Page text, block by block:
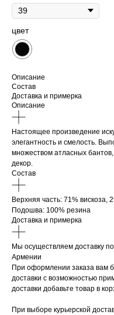
цвет
Описание
Состав
Доставка и примерка
Описание
Настоящее произведение
элегантность и смелость.
множеством атласных
декор.
Состав
Верхняя часть: 71% вискоза,
Подошва: 100% резина
Доставка и примерка
Мы осуществляем доставку
Армении
При оформлении заказа вам
доставки с возможностью
доставки добавьте товар в
При выборе курьерской